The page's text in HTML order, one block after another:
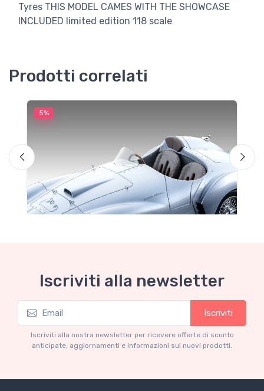
Tyres THIS MODEL CAMES WITH THE SHOWCASE
INCLUDED limited edition 118 scale
Prodotti correlati
5%
Ferrari 166 MM Abarth Metallic Silver Press
Version 1953 scala 1/18
Iscriviti alla newsletter
Iscriviti
Iscriviti alla nostra newsletter per ricevere offerte di sconto
anticipate, aggiornamenti e informazioni sui nuovi prodotti.